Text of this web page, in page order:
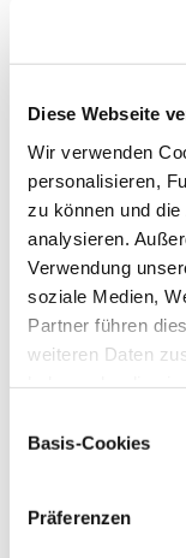
Diese Webseite
Wir verwenden
personalisieren,
zu können und
analysieren.
Verwendung
soziale Medien,
Partner führen
weiteren Daten
Cookies, wenn
Basis-Cookies
Präferenzen
RZKd
RZKm
RZÖko
Gesundheit
88
RZ
Repro
Produktion